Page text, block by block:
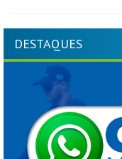
DESTAQUES